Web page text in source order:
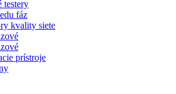
testery
fáz
kvality siete
prístroje